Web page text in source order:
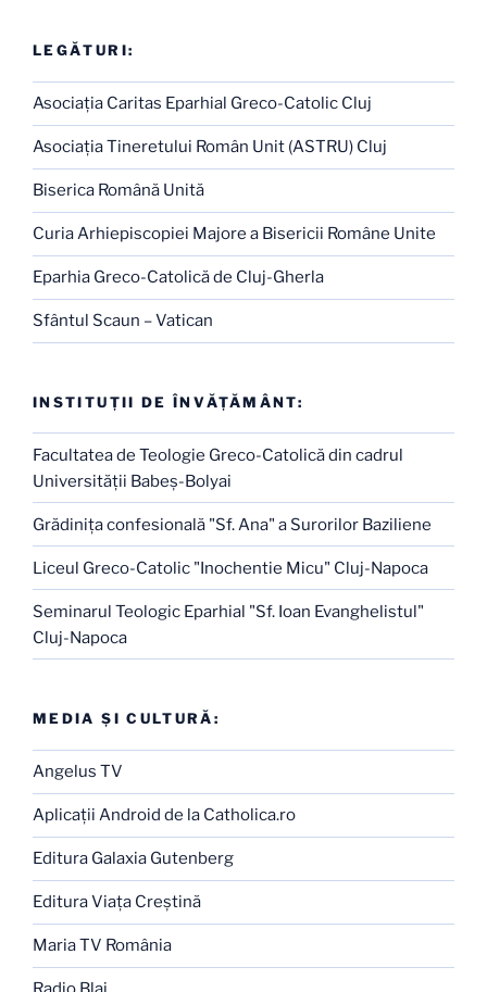
LEGĂTURI:
Asociaţia Caritas Eparhial Greco-Catolic Cluj
Asociaţia Tineretului Român Unit (ASTRU) Cluj
Biserica Română Unită
Curia Arhiepiscopiei Majore a Bisericii Române Unite
Eparhia Greco-Catolică de Cluj-Gherla
Sfântul Scaun – Vatican
INSTITUŢII DE ÎNVĂŢĂMÂNT:
Facultatea de Teologie Greco-Catolică din cadrul
Universităţii Babeş-Bolyai
Grădiniţa confesională "Sf. Ana" a Surorilor Baziliene
Liceul Greco-Catolic "Inochentie Micu" Cluj-Napoca
Seminarul Teologic Eparhial "Sf. Ioan Evanghelistul"
Cluj-Napoca
MEDIA ŞI CULTURĂ:
Angelus TV
Aplicaţii Android de la Catholica.ro
Editura Galaxia Gutenberg
Editura Viaţa Creştină
Maria TV România